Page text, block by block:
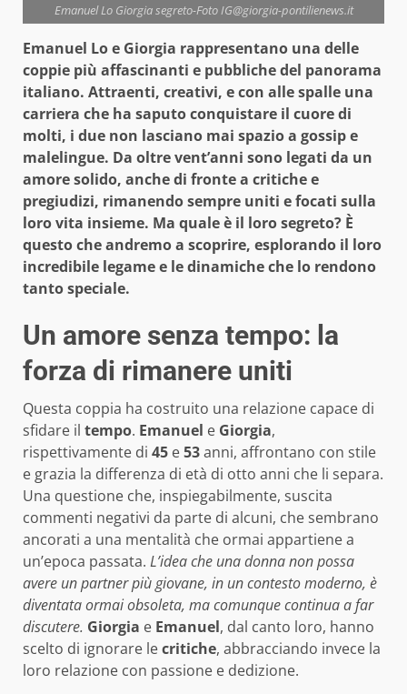
Emanuel Lo Giorgia segreto-Foto IG@giorgia-pontilienews.it
Emanuel Lo e Giorgia rappresentano una delle
coppie più affascinanti e pubbliche del panorama
italiano. Attraenti, creativi, e con alle spalle una
carriera che ha saputo conquistare il cuore di
molti, i due non lasciano mai spazio a gossip e
malelingue. Da oltre vent’anni sono legati da un
amore solido, anche di fronte a critiche e
pregiudizi, rimanendo sempre uniti e focati sulla
loro vita insieme. Ma quale è il loro segreto? È
questo che andremo a scoprire, esplorando il loro
incredibile legame e le dinamiche che lo rendono
tanto speciale.
Un amore senza tempo: la
forza di rimanere uniti
Questa coppia ha costruito una relazione capace di
sfidare il tempo. Emanuel e Giorgia,
rispettivamente di 45 e53anni, affrontano con stile
e grazia la differenza di età di otto anni che li separa.
Una questione che, inspiegabilmente, suscita
commenti negativi da parte di alcuni, che sembrano
ancorati a una mentalità che ormai appartiene a
un’epoca passata. L’idea che una donna non possa
avere un partner più giovane, in un contesto moderno, è
diventata ormai obsoleta, ma comunque continua a far
discutere. Giorgia e Emanuel, dal canto loro, hanno
scelto di ignorare lecritiche, abbracciando invece la
loro relazione con passione e dedizione.